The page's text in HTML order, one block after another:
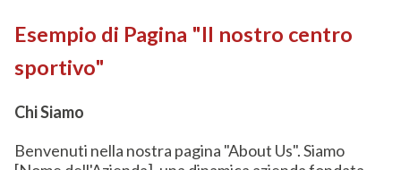
Esempio di Pagina "Il nostro centro
sportivo"
Chi Siamo
Benvenuti nella nostra pagina "About Us". Siamo